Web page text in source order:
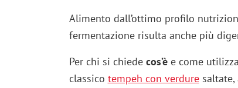
Alimento dall’ottimo profilo
fermentazione risulta anche più
Per chi si chiede cos’èe come
classico tempeh con verduresaltate,